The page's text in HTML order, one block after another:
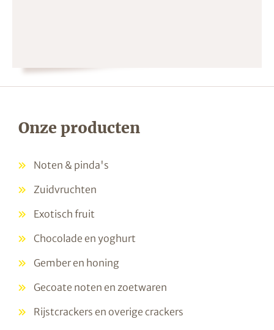
Onze producten
Noten & pinda's
Zuidvruchten
Exotisch fruit
Chocolade en yoghurt
Gember en honing
Gecoate noten en zoetwaren
Rijstcrackers en overige crackers